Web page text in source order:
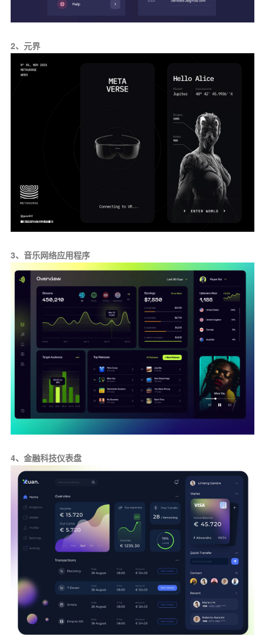
2、元界
3、音乐网络应用程序
4、金融科技仪表盘